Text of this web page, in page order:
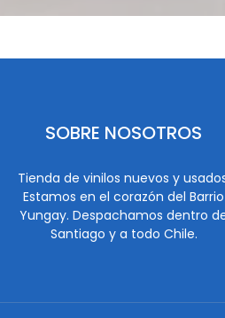
SOBRE NOSOTROS
Tienda de vinilos nuevos y
Estamos en el corazón del Barrio
Yungay. Despachamos dentro
Santiago y a todo Chile.